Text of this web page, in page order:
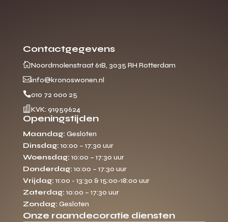
Contactgegevens
Noordmolenstraat 61B, 3035 RH Rotterdam
info@kronoswonen.nl
010 72 000 25
 KVK: 91959624
Openingstijden
Maandag: Gesloten
Dinsdag: 10:00 – 17:30 uur
Woensdag: 10:00 – 17:30 uur
Donderdag: 10:00 – 17:30 uur
Vrijdag: 11:00 - 13:30 & 15:00-18:00 uur
Zaterdag: 10:00 – 17:30 uur
Zondag: Gesloten
Onze raamdecoratie diensten